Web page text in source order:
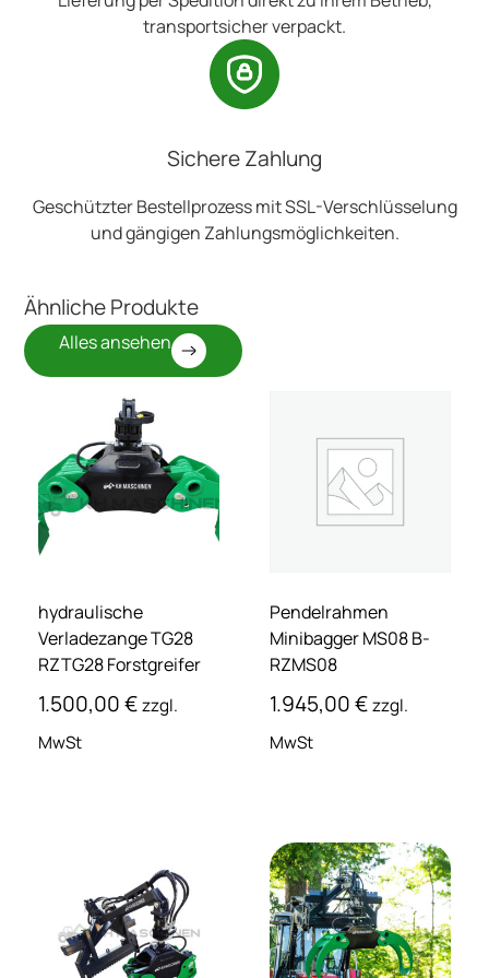
transportsicher verpackt.
Sichere Zahlung
Geschützter Bestellprozess mit SSL-Verschlüsselung
und gängigen Zahlungsmöglichkeiten.
Ähnliche Produkte
Alles ansehen
hydraulische
Verladezange TG28
RZTG28 Forstgreifer
1.500,00€ zzgl.
MwSt
Pendelrahmen
Minibagger MS08 B-
RZMS08
1.945,00€zzgl.
MwSt